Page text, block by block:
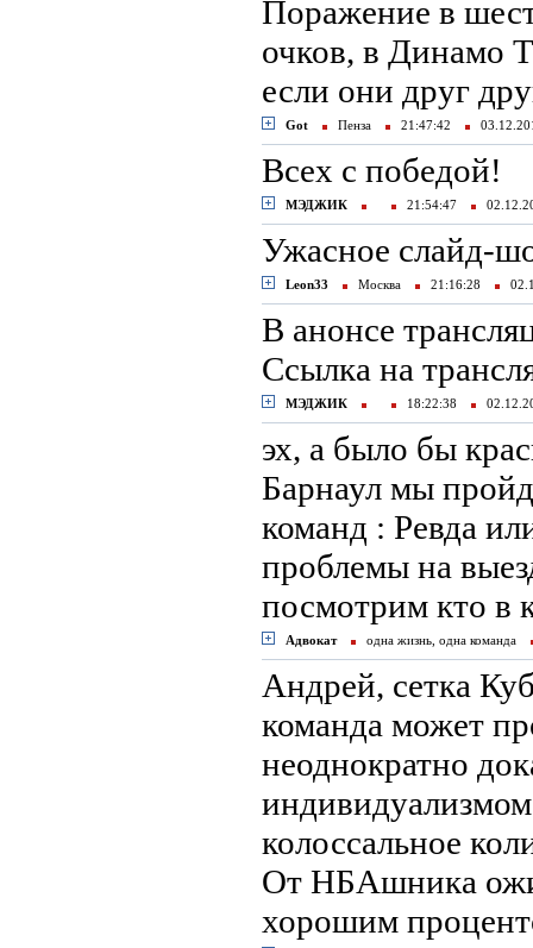
Поражение в
очков, в Динамо
если они друг
Got Пенза 21:47:42
Всех с победой!
МЭДЖИК 21:54:47
Ужасное слайд-
Leon33 Москва 21:16:28
В анонсе
Ссылка на
МЭДЖИК 18:22:38
эх, а было бы
Барнаул мы
команд : Ревда
проблемы на
посмотрим кто в
Адвокат одна жизнь, одна команда
Андрей, сетка
команда может
неоднократно
колоссальное
От НБАшника
хорошим